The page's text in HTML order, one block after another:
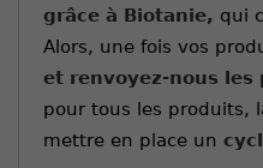
grâce à Biotanie, qui
Alors, une fois vos
et renvoyez-nous les
pour tous les produits,
mettre en place un